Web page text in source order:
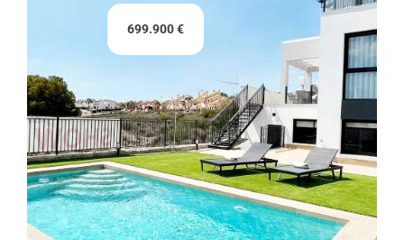
699.900 €